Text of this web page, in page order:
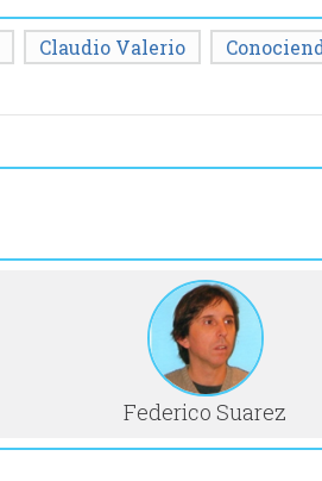
Claudio Valerio
Federico Suarez